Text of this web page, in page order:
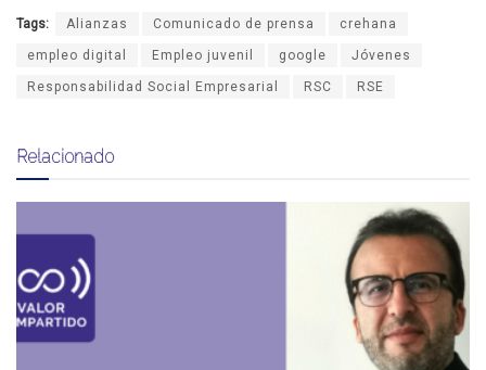
Tags: Alianzas Comunicado de prensa crehana
empleo digital Empleo juvenil google Jóvenes
Responsabilidad Social Empresarial RSC RSE
Relacionado